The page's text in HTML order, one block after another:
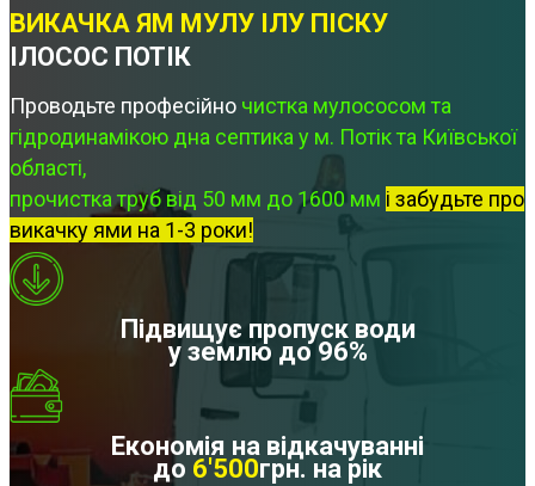
ВИКАЧКА ЯМ МУЛУ ІЛУ ПІСКУ
ІЛОСОС ПОТІК
Проводьте професійно чистка мулососом та
гідродинамікою дна септика у м. Потік та Київської
області,
прочистка труб від 50 мм до 1600 мм і забудьте про
викачку ями на 1-3 роки!
Підвищує пропуск води
у землю до 96%
Економія на відкачуванні
до 6'500грн. на рік